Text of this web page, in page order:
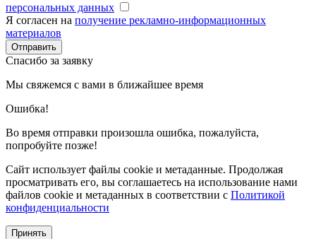
персональных данных
Я согласен на получение рекламно-информационных
материалов
Спасибо за заявку
Мы свяжемся с вами в ближайшее время
Ошибка!
Во время отправки произошла ошибка, пожалуйста,
попробуйте позже!
Сайт использует файлы cookie и метаданные. Продолжая
просматривать его, вы соглашаетесь на использование нами
файлов cookie и метаданных в соответствии с Политикой
конфиденциальности
Принять